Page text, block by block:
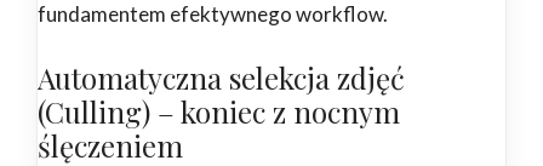
fundamentem efektywnego workflow.
Automatyczna selekcja zdjęć
(Culling) – koniec z nocnym
ślęczeniem